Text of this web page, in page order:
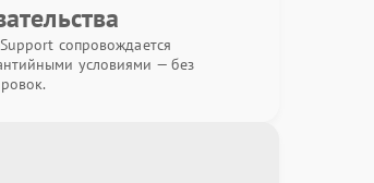
сопровождается
условиями — без